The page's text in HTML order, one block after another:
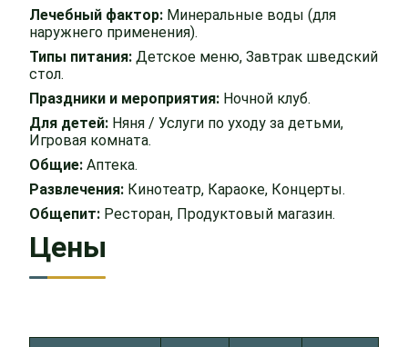
Лечебный фактор: Минеральные воды (для
наружнего применения).
Типы питания: Детское меню, Завтрак шведский
стол.
Праздники и мероприятия: Ночной клуб.
Для детей: Няня / Услуги по уходу за детьми,
Игровая комната.
Общие: Аптека.
Развлечения: Кинотеатр, Караоке, Концерты.
Общепит: Ресторан, Продуктовый магазин.
Цены